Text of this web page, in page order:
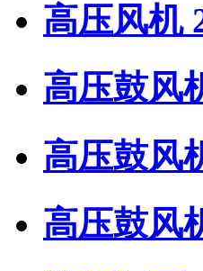
高压风机
高压鼓风
高压鼓风
高压鼓风